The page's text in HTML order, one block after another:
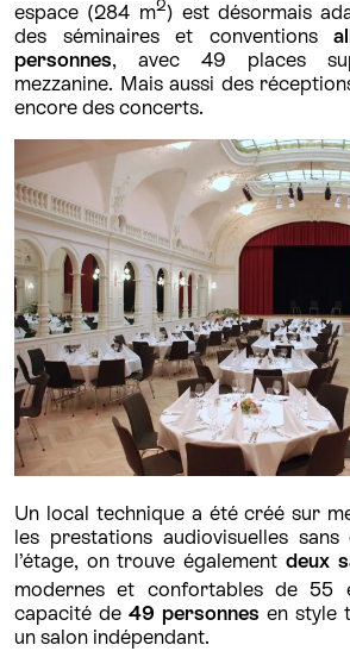
espace (284 m2) est désormais
des séminaires et conventions
personnes, avec 49 places
mezzanine. Mais aussi des
encore des concerts.
Un local technique a été créé sur
les prestations audiovisuelles
l’étage, on trouve également deux
modernes et confortables de
capacité de 49 personnes en style
un salon indépendant.